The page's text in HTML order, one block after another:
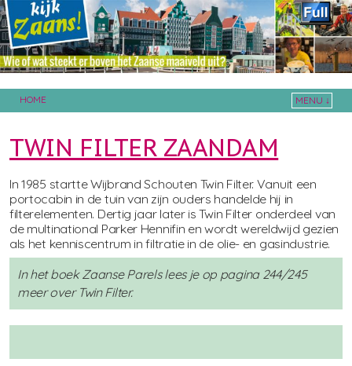
HOME
MENU ↓
TWIN FILTER ZAANDAM
In 1985 startte Wijbrand Schouten Twin Filter. Vanuit een
portocabin in de tuin van zijn ouders handelde hij in
filterelementen. Dertig jaar later is Twin Filter onderdeel van
de multinational Parker Hennifin en wordt wereldwijd gezien
als het kenniscentrum in filtratie in de olie- en gasindustrie.
In het boek Zaanse Parels lees je op pagina 244/245
meer over Twin Filter.